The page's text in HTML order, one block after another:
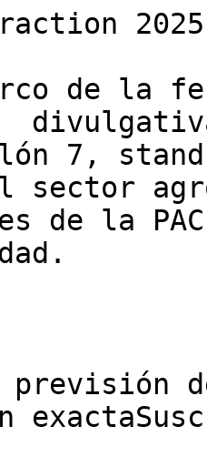
de la
7, stand
sector
de la
previsión